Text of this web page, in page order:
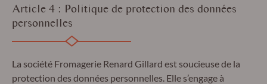
Article 4 : Politique de protection des données
personnelles
La société Fromagerie Renard Gillard est soucieuse de la
protection des données personnelles. Elle s’engage à